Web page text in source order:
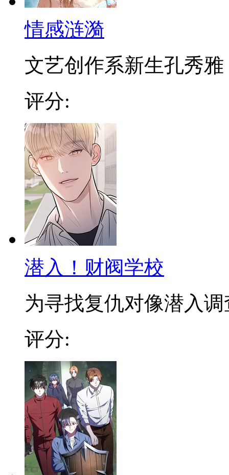
情感涟漪
文艺创作系新生孔秀雅
评分:
潜入！财阀学校
为寻找复仇对像潜入调
评分: